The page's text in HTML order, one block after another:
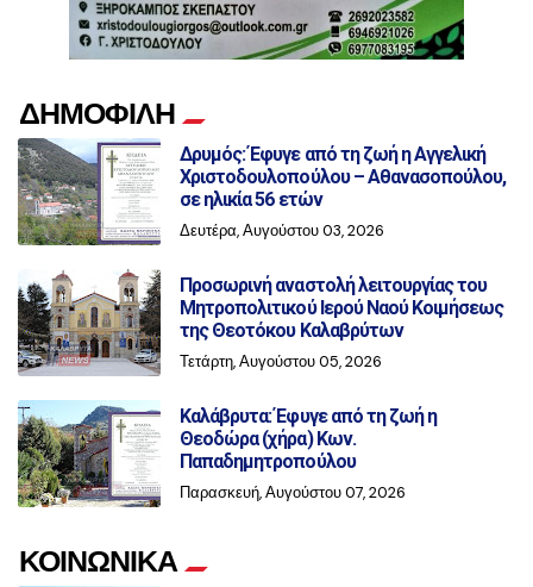
ΔΗΜΟΦΙΛΗ
Δρυμός: Έφυγε από τη ζωή η Αγγελική
Χριστοδουλοπούλου – Αθανασοπούλου,
σε ηλικία 56 ετών
Δευτέρα, Αυγούστου 03, 2026
Προσωρινή αναστολή λειτουργίας του
Μητροπολιτικού Ιερού Ναού Κοιμήσεως
της Θεοτόκου Καλαβρύτων
Τετάρτη, Αυγούστου 05, 2026
Καλάβρυτα: Έφυγε από τη ζωή η
Θεοδώρα (χήρα) Κων.
Παπαδημητροπούλου
Παρασκευή, Αυγούστου 07, 2026
ΚΟΙΝΩΝΙΚΑ